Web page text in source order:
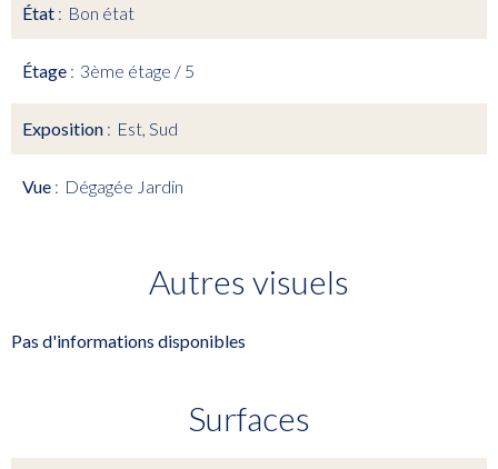
État Bon état
Étage 3ème étage / 5
Exposition Est, Sud
Vue Dégagée Jardin
Autres visuels
Pas d'informations disponibles
Surfaces